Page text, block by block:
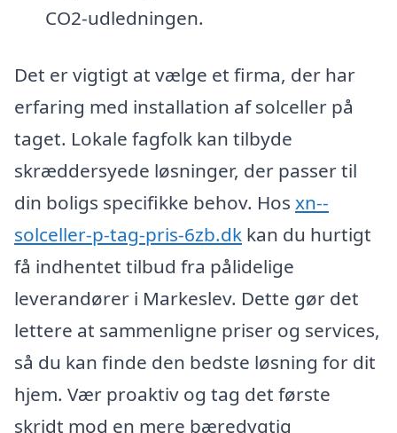
CO2-udledningen.
Det er vigtigt at vælge et firma, der har
erfaring med installation af solceller på
taget. Lokale fagfolk kan tilbyde
skræddersyede løsninger, der passer til
din boligs specifikke behov. Hos xn--
solceller-p-tag-pris-6zb.dk kan du hurtigt
få indhentet tilbud fra pålidelige
leverandører i Markeslev. Dette gør det
lettere at sammenligne priser og services,
så du kan finde den bedste løsning for dit
hjem. Vær proaktiv og tag det første
skridt mod en mere bæredygtig